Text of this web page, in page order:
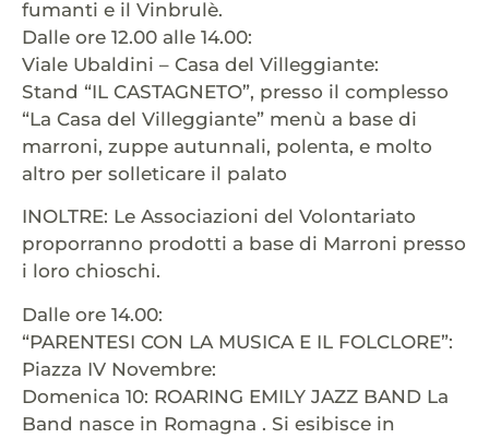
fumanti e il Vinbrulè.
Dalle ore 12.00 alle 14.00:
Viale Ubaldini – Casa del Villeggiante:
Stand “IL CASTAGNETO”, presso il complesso
“La Casa del Villeggiante” menù a base di
marroni, zuppe autunnali, polenta, e molto
altro per solleticare il palato
INOLTRE: Le Associazioni del Volontariato
proporranno prodotti a base di Marroni presso
i loro chioschi.
Dalle ore 14.00:
“PARENTESI CON LA MUSICA E IL FOLCLORE”:
Piazza IV Novembre:
Domenica 10: ROARING EMILY JAZZ BAND La
Band nasce in Romagna . Si esibisce in